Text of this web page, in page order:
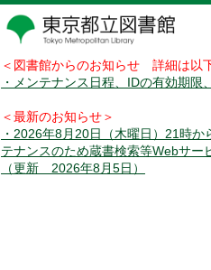
＜図書館からのお知らせ 詳細は以
・メンテナンス日程、IDの有効期
＜最新のお知らせ＞
・2026年8月20日（木曜日）21時
テナンスのため蔵書検索等Webサー
（更新 2026年8月5日）